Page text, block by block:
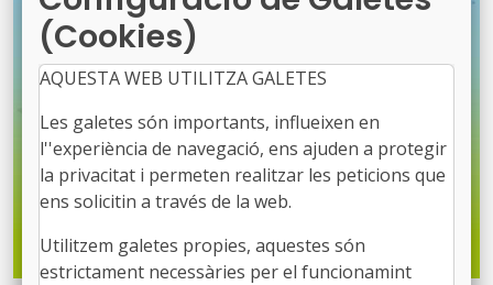
(Cookies)
AQUESTA WEB UTILITZA GALETES
Les galetes són importants, influeixen en
l''experiència de navegació, ens ajuden a protegir
la privacitat i permeten realitzar les peticions que
ens solicitin a través de la web.
Utilitzem galetes propies, aquestes són
estrictament necessàries per el funcionamint